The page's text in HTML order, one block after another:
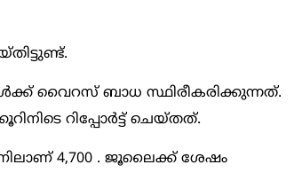
വൈറസ് ബാധ സ്ഥിരീകരിക്കുന്നത്.
റിപ്പോര്‍ട്ട് ചെയ്തത്.
4,700 . ജൂലൈക്ക് ശേഷം